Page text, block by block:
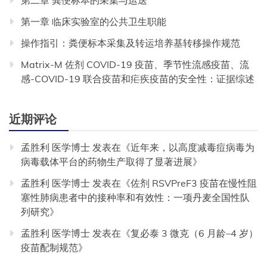
第一章 临床实验室的公共卫生职能
操作指引：粪便标本采集及转运培养基转移操作规范
Matrix-M 佐剂 COVID-19 疫苗、季节性流感疫苗、流
感-COVID-19 联合疫苗和疟疾疫苗的安全性：证据综述
近期评论
孟胜利 医学博士 发表在《近年来，以高度减毒痘病毒为
病毒载体平台的药物生产取得了显著进展》
孟胜利 医学博士 发表在《佐剂 RSVPreF3 疫苗在慢性阻
塞性肺病患者中的接种率和有效性：一项丹麦全国性队
列研究》
孟胜利 医学博士 发表在《复必泰 3 微克（6 月龄–4 岁）
疫苗配制规范》